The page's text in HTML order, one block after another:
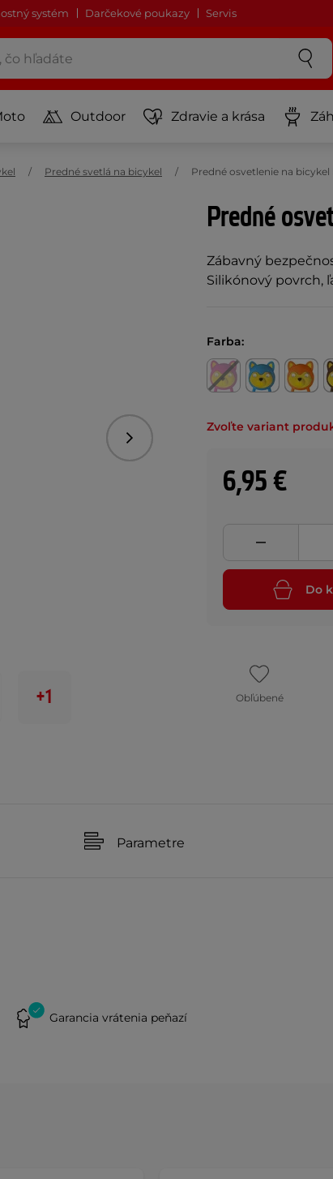
systém Darčekové poukazy Servis
Outdoor Zdravie a krása
Predné svetlá na bicykel Predné osvetlenie na
Predné
Zábavný
Silikónový povrch,
Nasledujúce
+1
Farba:
Zvoľte variant
6,95 €
Do
Obľúbené
Parametre
Garancia vrátenia peňazí